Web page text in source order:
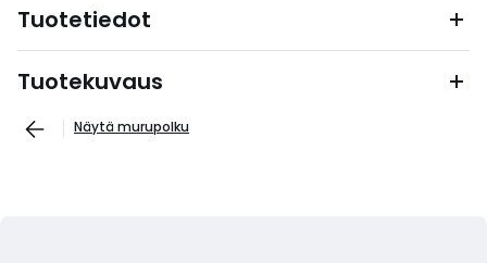
Tuotetiedot
Tuotekuvaus
Näytä murupolku